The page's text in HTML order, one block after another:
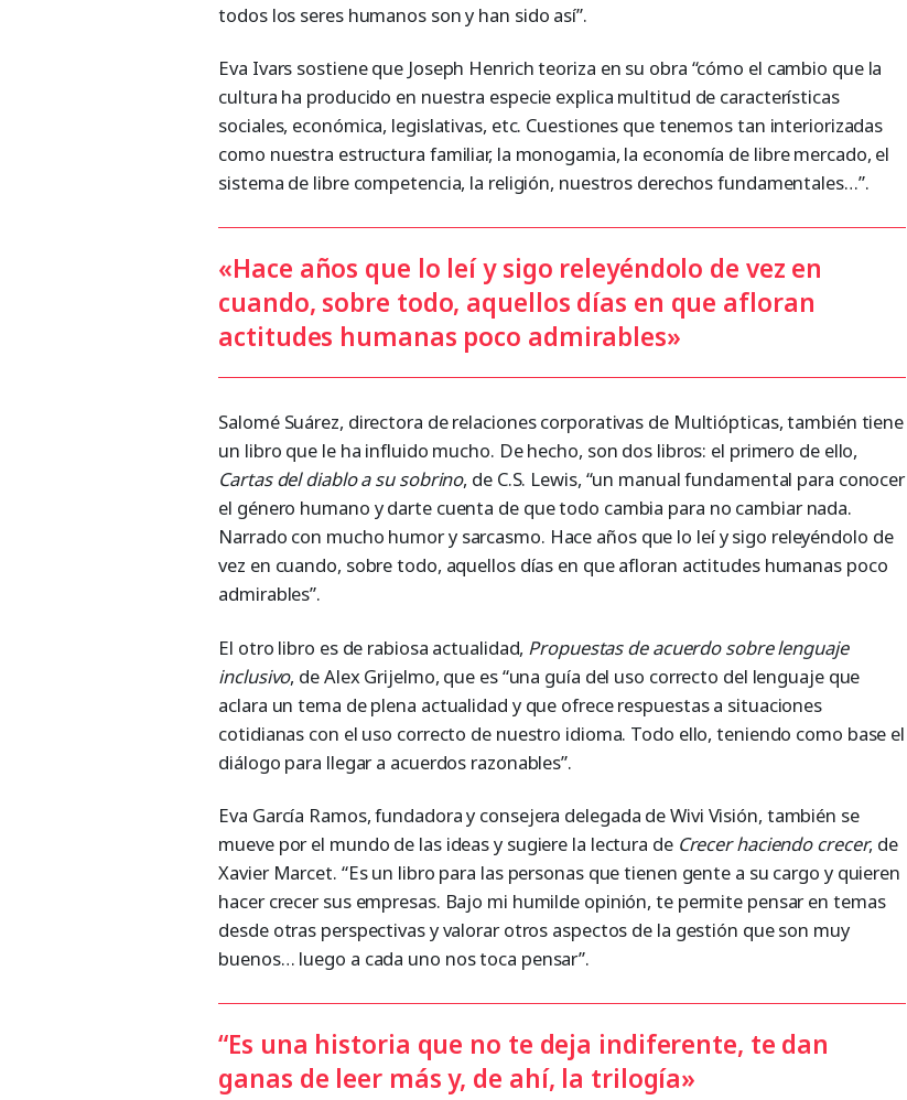
todos los seres humanos son y han sido así”.
Eva Ivars sostiene que Joseph Henrich teoriza en su obra “cómo el cambio que la
cultura ha producido en nuestra especie explica multitud de características
sociales, económica, legislativas, etc. Cuestiones que tenemos tan interiorizadas
como nuestra estructura familiar, la monogamia, la economía de libre mercado, el
sistema de libre competencia, la religión, nuestros derechos fundamentales…”.
«Hace años que lo leí y sigo releyéndolo de vez en
cuando, sobre todo, aquellos días en que afloran
actitudes humanas poco admirables»
Salomé Suárez, directora de relaciones corporativas de Multiópticas, también tiene
un libro que le ha influido mucho. De hecho, son dos libros: el primero de ello,
Cartas del diablo a su sobrino, de C.S. Lewis, “un manual fundamental para conocer
el género humano y darte cuenta de que todo cambia para no cambiar nada.
Narrado con mucho humor y sarcasmo. Hace años que lo leí y sigo releyéndolo de
vez en cuando, sobre todo, aquellos días en que afloran actitudes humanas poco
admirables”.
El otro libro es de rabiosa actualidad, Propuestas de acuerdo sobre lenguaje
inclusivo, de Alex Grijelmo, que es “una guía del uso correcto del lenguaje que
aclara un tema de plena actualidad y que ofrece respuestas a situaciones
cotidianas con el uso correcto de nuestro idioma. Todo ello, teniendo como base el
diálogo para llegar a acuerdos razonables”.
Eva García Ramos, fundadora y consejera delegada de Wivi Visión, también se
mueve por el mundo de las ideas y sugiere la lectura de Crecer haciendo crecer, de
Xavier Marcet. “Es un libro para las personas que tienen gente a su cargo y quieren
hacer crecer sus empresas. Bajo mi humilde opinión, te permite pensar en temas
desde otras perspectivas y valorar otros aspectos de la gestión que son muy
buenos… luego a cada uno nos toca pensar”.
“Es una historia que no te deja indiferente, te dan
ganas de leer más y, de ahí, la trilogía»